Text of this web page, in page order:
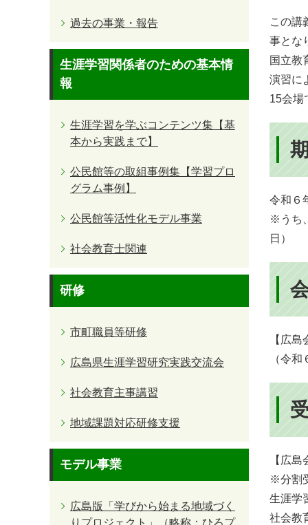
この講
事とな
国立教
演習に
15会場
令和６
※うち
日）
【広
（令
【広
※分割
生涯学
社会教
過去の事業・報告
生涯学習関係者のための基本情
報
生涯学習を学ぶコンテンツ集【基
本から実践まで】
公民館等の取組事例集【学習プロ
グラム事例】
公民館等活性化モデル事業
社会教育士関連
研修
市町職員等研修
広島県生涯学習研究実践交流会
社会教育主事講習
地域課題対応研修支援
モデル事業
広島版「学びから始まる地域づく